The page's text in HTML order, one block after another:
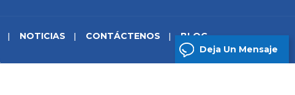
NOTICIAS CONTÁCTENOS BLOG
Deja Un Mensaje